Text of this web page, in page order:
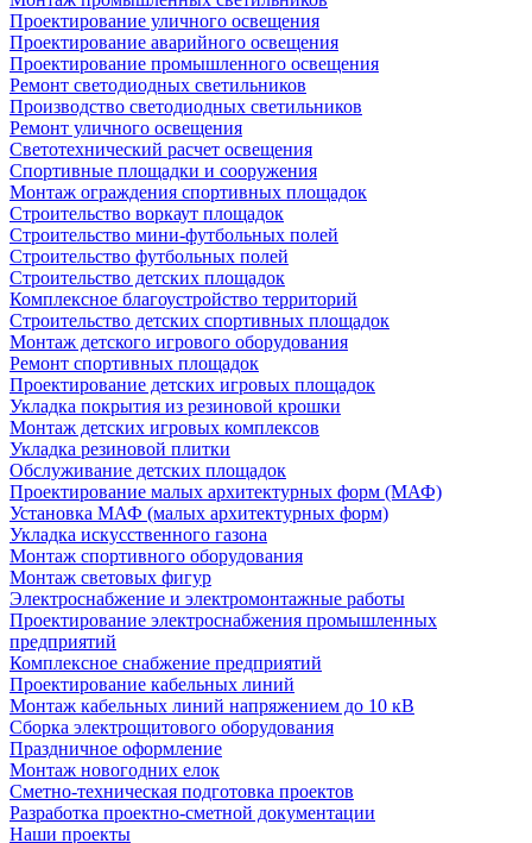
Проектирование уличного освещения
Проектирование аварийного освещения
Проектирование промышленного освещения
Ремонт светодиодных светильников
Производство светодиодных светильников
Ремонт уличного освещения
Светотехнический расчет освещения
Спортивные площадки и сооружения
Монтаж ограждения спортивных площадок
Строительство воркаут площадок
Строительство мини-футбольных полей
Строительство футбольных полей
Строительство детских площадок
Комплексное благоустройство территорий
Строительство детских спортивных площадок
Монтаж детского игрового оборудования
Ремонт спортивных площадок
Проектирование детских игровых площадок
Укладка покрытия из резиновой крошки
Монтаж детских игровых комплексов
Укладка резиновой плитки
Обслуживание детских площадок
Проектирование малых архитектурных форм (МАФ)
Установка МАФ (малых архитектурных форм)
Укладка искусственного газона
Монтаж спортивного оборудования
Монтаж световых фигур
Электроснабжение и электромонтажные работы
Проектирование электроснабжения промышленных
предприятий
Комплексное снабжение предприятий
Проектирование кабельных линий
Монтаж кабельных линий напряжением до 10 кВ
Сборка электрощитового оборудования
Праздничное оформление
Монтаж новогодних елок
Сметно-техническая подготовка проектов
Разработка проектно-сметной документации
Наши проекты